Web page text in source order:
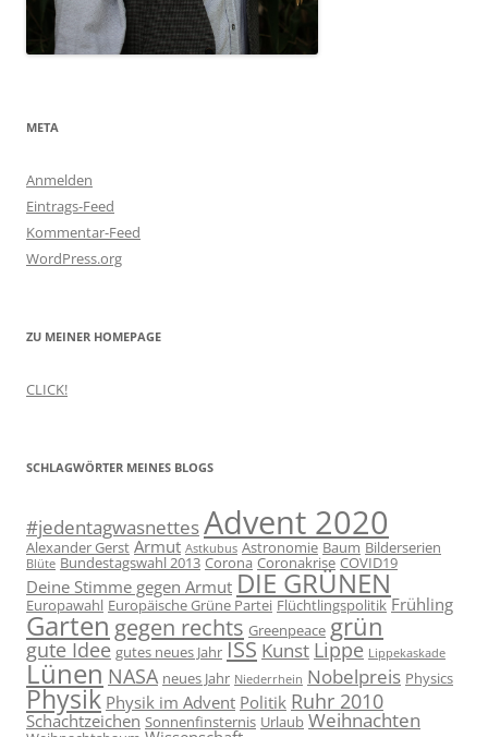
META
Anmelden
Eintrags-Feed
Kommentar-Feed
WordPress.org
ZU MEINER HOMEPAGE
CLICK!
SCHLAGWÖRTER MEINES BLOGS
#jedentagwasnettesAdvent 2020
Alexander Gerst Armut Astkubus Astronomie Baum Bilderserien
Blüte Bundestagswahl 2013 Corona Coronakrise COVID19
Deine Stimme gegen Armut DIE GRÜNEN
Europawahl Europäische Grüne Partei Flüchtlingspolitik Frühling
Garten gegen rechts Greenpeace grün
gute Idee gutes neues Jahr ISS Kunst Lippe Lippekaskade
Lünen NASA neues Jahr Niederrhein Nobelpreis Physics
Physik Physik im Advent Politik Ruhr 2010
Schachtzeichen Sonnenfinsternis Urlaub Weihnachten